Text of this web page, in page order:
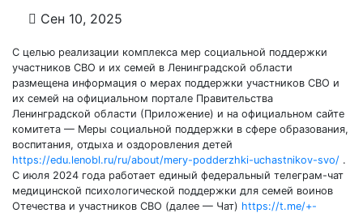
Сен 10, 2025
С целью реализации комплекса мер социальной поддержки
участников СВО и их семей в Ленинградской области
размещена информация о мерах поддержки участников СВО и
их семей на официальном портале Правительства
Ленинградской области (Приложение) и на официальном сайте
комитета — Меры социальной поддержки в сфере образования,
воспитания, отдыха и оздоровления детей
https://edu.lenobl.ru/ru/about/mery-podderzhki-uchastnikov-svo/ .
С июля 2024 года работает единый федеральный телеграм-чат
медицинской психологической поддержки для семей воинов
Отечества и участников СВО (далее — Чат) https://t.me/+-